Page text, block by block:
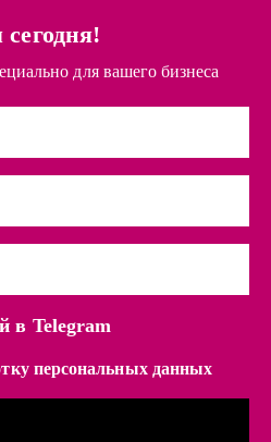
для вашего бизнеса
в Telegram
персональных данных